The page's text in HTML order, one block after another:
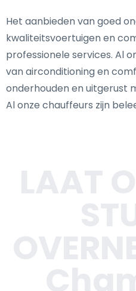
Het aanbieden van goed
kwaliteitsvoertuigen en
professionele services. Al
van airconditioning en
onderhouden en uitgerust
Al onze chauffeurs zijn